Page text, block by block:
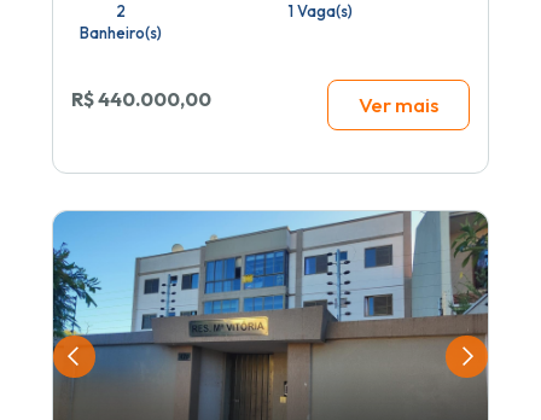
2
Banheiro(s)
1 Vaga(s)
R$ 440.000,00 Ver mais